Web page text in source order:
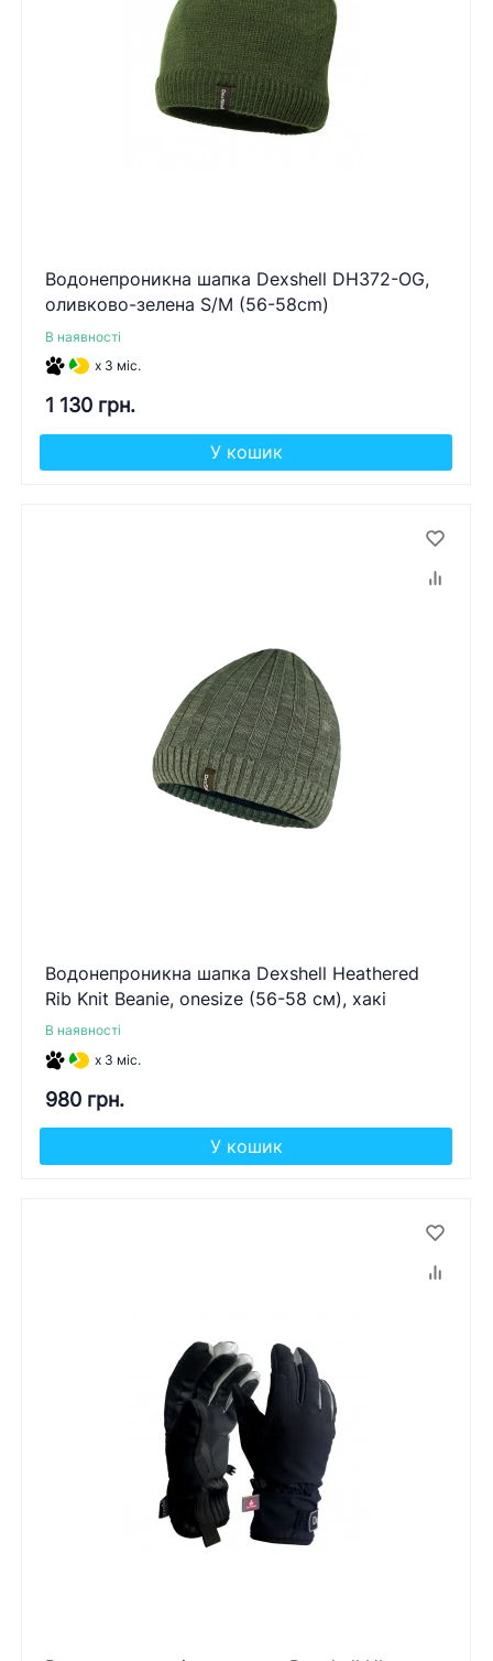
Водонепроникна шапка Dexshell DH372-OG,
оливково-зелена S/M (56-58cm)
В наявності
x 3 міс.
1 130 грн.
У кошик
Водонепроникна шапка Dexshell Heathered
Rib Knit Beanie, onesize (56-58 см), хакі
В наявності
x 3 міс.
980 грн.
У кошик